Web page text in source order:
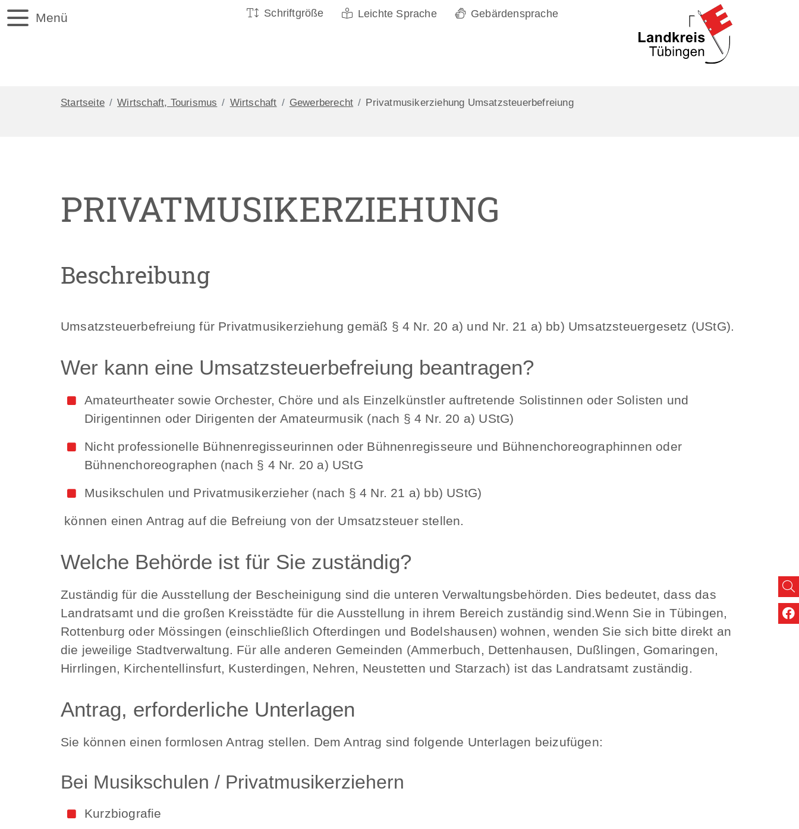
Menü Schriftgröße Leichte Sprache Gebärdensprache
Startseite Wirtschaft, Tourismus Wirtschaft Gewerberecht Privatmusikerziehung Umsatzsteuerbefreiung
PRIVATMUSIKERZIEHUNG
Beschreibung
Umsatzsteuerbefreiung für Privatmusikerziehung gemäß § 4 Nr. 20 a) und Nr. 21 a) bb) Umsatzsteuergesetz (UStG).
Wer kann eine Umsatzsteuerbefreiung beantragen?
Amateurtheater sowie Orchester, Chöre und als Einzelkünstler auftretende Solistinnen oder Solisten und
Dirigentinnen oder Dirigenten der Amateurmusik (nach § 4 Nr. 20 a) UStG)
Nicht professionelle Bühnenregisseurinnen oder Bühnenregisseure und Bühnenchoreographinnen oder
Bühnenchoreographen (nach § 4 Nr. 20 a) UStG
Musikschulen und Privatmusikerzieher (nach § 4 Nr. 21 a) bb) UStG)
können einen Antrag auf die Befreiung von der Umsatzsteuer stellen.
Welche Behörde ist für Sie zuständig?
Zuständig für die Ausstellung der Bescheinigung sind die unteren Verwaltungsbehörden. Dies bedeutet, dass das
Landratsamt und die großen Kreisstädte für die Ausstellung in ihrem Bereich zuständig sind.Wenn Sie in Tübingen,
Rottenburg oder Mössingen (einschließlich Ofterdingen und Bodelshausen) wohnen, wenden Sie sich bitte direkt an
die jeweilige Stadtverwaltung. Für alle anderen Gemeinden (Ammerbuch, Dettenhausen, Dußlingen, Gomaringen,
Hirrlingen, Kirchentellinsfurt, Kusterdingen, Nehren, Neustetten und Starzach) ist das Landratsamt zuständig.
Antrag, erforderliche Unterlagen
Sie können einen formlosen Antrag stellen. Dem Antrag sind folgende Unterlagen beizufügen:
Bei Musikschulen / Privatmusikerziehern
Kurzbiografie